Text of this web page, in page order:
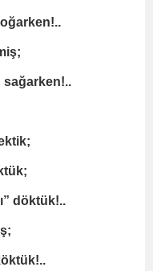
sağarken!..
döktük!..